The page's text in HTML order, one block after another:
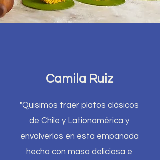
Camila Ruiz
"Quisimos traer platos cl​ásicos
de Chile y Lationamérica y
envolverlos en esta empanada
hecha con masa deliciosa e